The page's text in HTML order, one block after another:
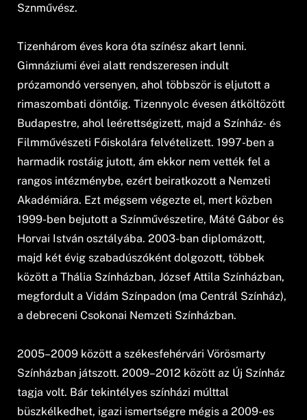
Sznművész.
Tizenhárom éves kora óta színész akart lenni.
Gimnáziumi évei alatt rendszeresen indult
prózamondó versenyen, ahol többször is eljutott a
rimaszombati döntőig. Tizennyolc évesen átköltözött
Budapestre, ahol leérettségizett, majd a Színház- és
Filmművészeti Főiskolára felvételizett. 1997-ben a
harmadik rostáig jutott, ám ekkor nem vették fel a
rangos intézménybe, ezért beiratkozott a Nemzeti
Akadémiára. Ezt mégsem végezte el, mert közben
1999-ben bejutott a Színművészetire, Máté Gábor és
Horvai István osztályába. 2003-ban diplomázott,
majd két évig szabadúszóként dolgozott, többek
között a Thália Színházban, József Attila Színházban,
megfordult a Vidám Színpadon (ma Centrál Színház),
a debreceni Csokonai Nemzeti Színházban.
2005–2009 között a székesfehérvári Vörösmarty
Színházban játszott. 2009–2012 között az Új Színház
tagja volt. Bár tekintélyes színházi múlttal
büszkélkedhet, igazi ismertségre mégis a 2009-es